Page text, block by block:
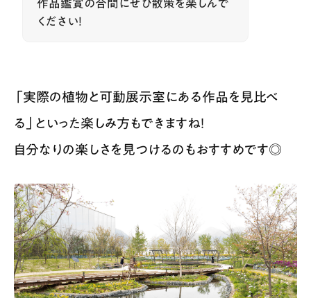
作品鑑賞の合間にぜひ散策を楽しんで
ください！
「実際の植物と可動展示室にある作品を見比べ
る」といった楽しみ方もできますね！
自分なりの楽しさを見つけるのもおすすめです◎